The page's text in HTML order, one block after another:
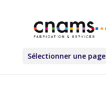
Sélectionner une page